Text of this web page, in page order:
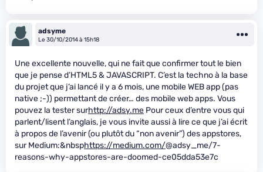
adsyme
Le 30/10/2014 à 15h18
Une excellente nouvelle, qui ne fait que confirmer tout le bien
que je pense d’HTML5 & JAVASCRIPT. C’est la techno à la base
du projet que j’ai lancé il y a 6 mois, une mobile WEB app (pas
native ;-)) permettant de créer… des mobile web apps. Vous
pouvez la tester surhttp://adsy.me Pour ceux d’entre vous qui
parlent/lisent l’anglais, je vous invite aussi à lire ce que j’ai écrit
à propos de l’avenir (ou plutôt du “non avenir”) des appstores,
sur Medium:&nbsphttps://medium.com/@adsy_me/7-
reasons-why-appstores-are-doomed-ce05dda53e7c